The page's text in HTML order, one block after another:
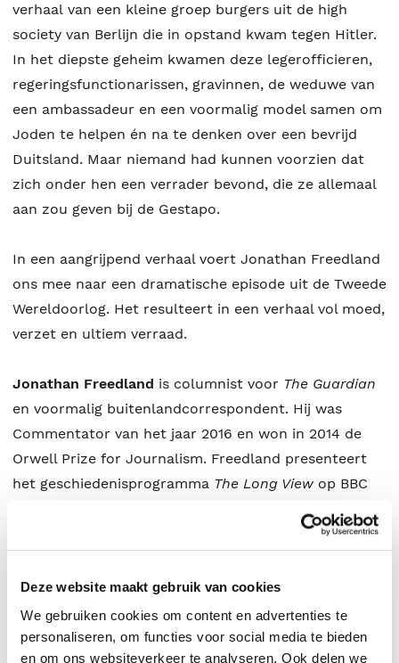
Deze website maakt gebruik van cookies
We gebruiken cookies om content en advertenties te
personaliseren, om functies voor social media te bieden
en om ons websiteverkeer te analyseren. Ook delen we
verhaal van een kleine groep burgers uit de high
society van Berlijn die in opstand kwam tegen Hitler.
In het diepste geheim kwamen deze legerofficieren,
regeringsfunctionarissen, gravinnen, de weduwe van
een ambassadeur en een voormalig model samen om
Joden te helpen én na te denken over een bevrijd
Duitsland. Maar niemand had kunnen voorzien dat
zich onder hen een verrader bevond, die ze allemaal
aan zou geven bij de Gestapo.
In een aangrijpend verhaal voert Jonathan Freedland
ons mee naar een dramatische episode uit de Tweede
Wereldoorlog. Het resulteert in een verhaal vol moed,
verzet en ultiem verraad.
Jonathan Freedland is columnist voor The Guardian
en voormalig buitenlandcorrespondent. Hij was
Commentator van het jaar 2016 en won in 2014 de
Orwell Prize for Journalism. Freedland presenteert
het geschiedenisprogramma The Long Viewop BBC
. Hij schreef al meerdere non-
pseudoniem Sam Bourne.
OverDe meesterontsnapper van Auschwitz:
‘Het verleden is niet voorbij, en dit goed